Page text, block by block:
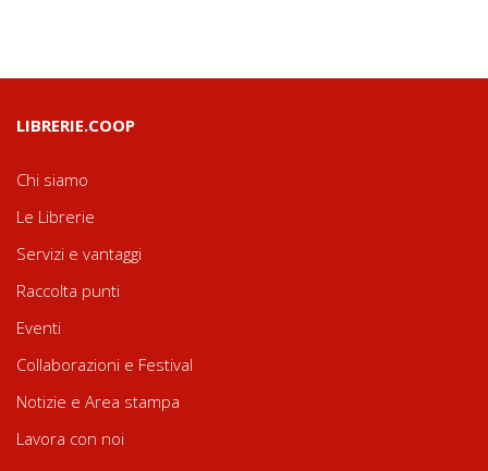
LIBRERIE.COOP
Chi siamo
Le Librerie
Servizi e vantaggi
Raccolta punti
Eventi
Collaborazioni e Festival
Notizie e Area stampa
Lavora con noi